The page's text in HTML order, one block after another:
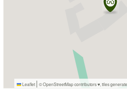
Leaflet | © OpenStreetMap contributors ♥, tiles